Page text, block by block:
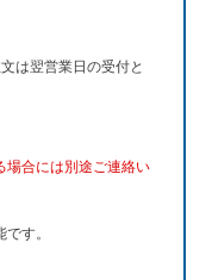
は翌営業日の受付と
場合には別途ご連絡い
す。